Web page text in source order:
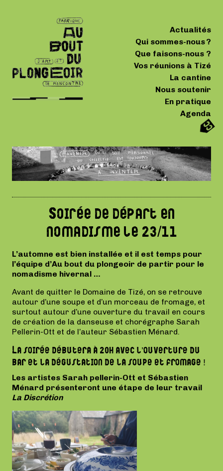
Actualités
Qui sommes-nous ?
Que faisons-nous ?
Vos réunions à Tizé
La cantine
Nous soutenir
En pratique
Agenda
Soirée de départ en
nomadisme le 23/11
L’automne est bien installée et il est temps pour
l’équipe d’Au bout du plongeoir de partir pour le
nomadisme hivernal …
Avant de quitter le Domaine de Tizé, on se retrouve
autour d’une soupe et d’un morceau de fromage, et
surtout autour d’une ouverture du travail en cours
de création de la danseuse et chorégraphe Sarah
Pellerin-Ott et de l’auteur Sébastien Ménard.
La soirée débutera à 20h avec l’ouverture du
bar et la dégustation de la soupe et fromage !
Les artistes Sarah pellerin-Ott et Sébastien
Ménard présenteront une étape de leur travail
La Discrétion